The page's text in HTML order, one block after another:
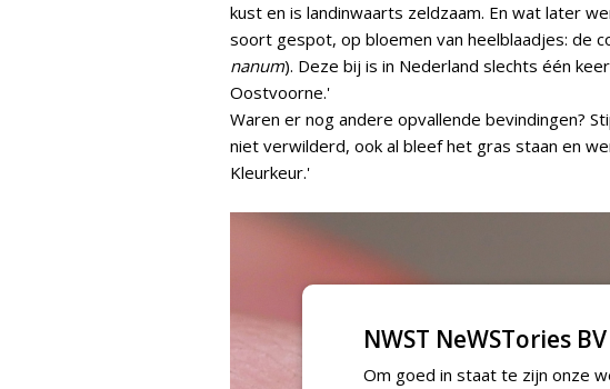
kust en is landinwaarts zeldzaam. En wat later
soort gespot, op bloemen van heelblaadjes: de
nanum). Deze bij is in Nederland slechts één
Oostvoorne.'
Waren er nog andere opvallende bevindingen?
niet verwilderd, ook al bleef het gras staan en
Kleurkeur.'
NWST NeWSTories BV
Om goed in staat te zijn onze